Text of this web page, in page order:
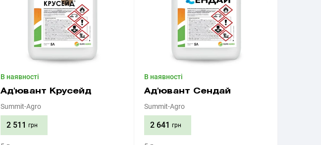
В наявності
Ад'ювант Крусейд
Summit-Agro
2 511 грн
В наявності
Ад'ювант Сендай
Summit-Agro
2 641 грн